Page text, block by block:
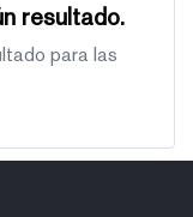
resultado.
para las